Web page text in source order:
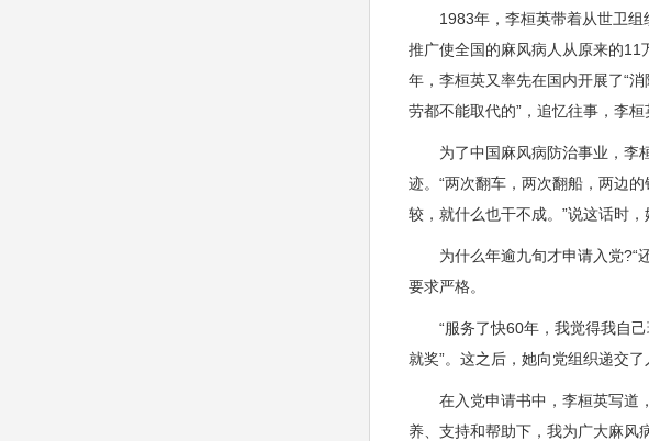
1983年，李桓英带着从世卫组织
推广使全国的麻风病人从原来的
年，李桓英又率先在国内开展了“
劳都不能取代的”，追忆往事，李桓
为了中国麻风病防治事业，李桓
迹。“两次翻车，两次翻船，两边
较，就什么也干不成。”说这话时
为什么年逾九旬才申请入党?“还
要求严格。
“服务了快60年，我觉得我自己
就奖”。这之后，她向党组织递交了
在入党申请书中，李桓英写道，
养、支持和帮助下，我为广大麻风